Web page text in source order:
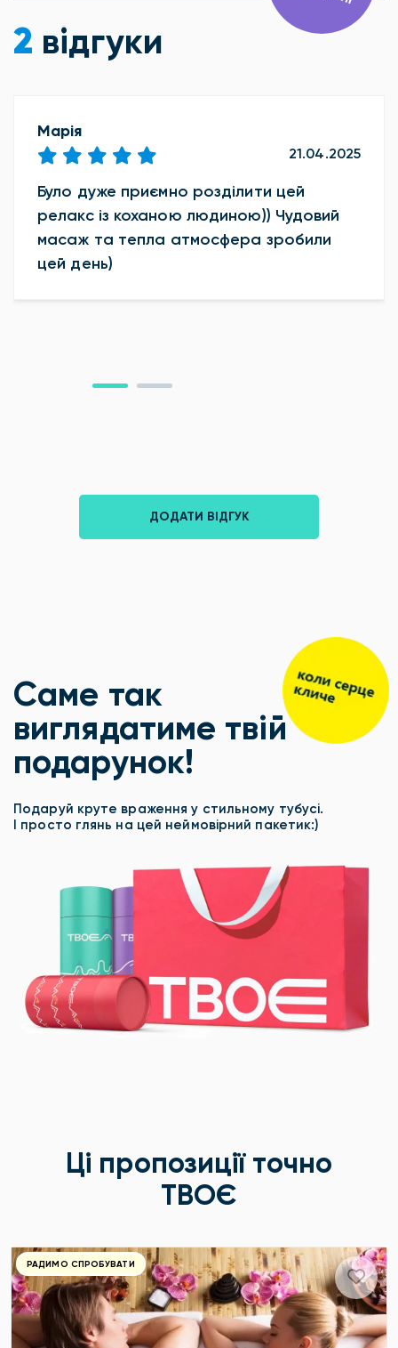
2 відгуки
Марія
21.04.2025
Було дуже приємно розділити цей
релакс із коханою людиною)) Чудовий
масаж та тепла атмосфера зробили
цей день)
ДОДАТИ ВІДГУК
Саме так
виглядатиме твій
подарунок!
Подаруй круте враження у стильному тубусі.
І просто глянь на цей неймовірний пакетик:)
Ці пропозиції точно
ТВОЄ
РАДИМО СПРОБУВАТИ